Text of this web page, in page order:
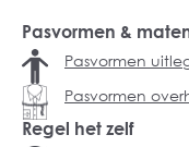
Pasvormen &
Pasvormen
Pasvormen
Regel het zelf